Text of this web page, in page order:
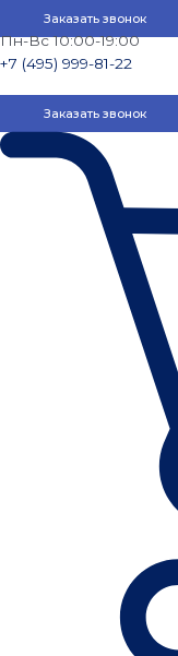
Заказать звонок
Пн-Вс 10:00-19:00
+7 (495) 999-81-22
Заказать звонок